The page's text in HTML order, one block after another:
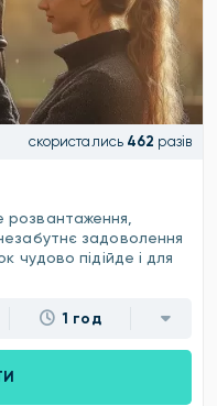
скористались 462 разів
розвантаження,
задоволення
чудово підійде і для
1 год